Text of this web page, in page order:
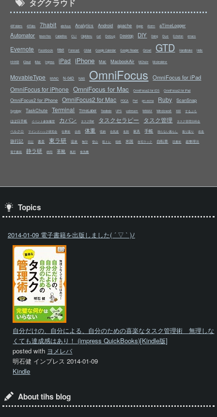
タグクラウド
43Folders 43Tabs 7habit abrAsus Analytics Android apache Apple Aterm aTimeLogger
Automator bison/flex CableBox CLI ClipMenu curl Debug Desktop DIY Doing Due Echofon emacs
Evernote Facebook fitbit Forecast GMail Google Calendar Google Reader Growl GTD Handbrake Helix
HHKB iCloud iMac Ingress iPad iPhone Mac MacbookAir MChute Moleskine
MovableType MVNO N-04D NAS OmniFocus OmniFocus for iPad
OmniFocus for iPhone OmniFocus for Mac OmniFocus2 for iOS OmniFocus2 for iPad
OmniFocus2 for iPhone OmniFocus2 for Mac PDCA Perl prc-ecma Ruby ScanSnap
Synology TaskChute Terminal TimeLabel Toodledo UPS ustream WiMAX Windows8 X60 するぷろ
ほぼ日手帳 イベント参加履歴 カバン タスクBar タスクセラピー タスク管理 タスク管理分科会
ベルクロ マインドハック研究会 仕事術 企画 体重 収納 合気道 名刺 家具 手帳 持たない暮らし 振り返り 改造
旅行記 日記 書斎 東ラ研 温泉 無印 登山 筋トレ 箱根 米国 自宅ラック 自転車 読書術 超整理法
電子書籍 静ラ研 静岡 革靴 風邪 食洗機
Topics
2014-01-09 電子書籍を出版しました( ´ ▽ ` )ﾉ
自分だけの、自分による、自分のための喜楽なタスク管理術 無理しな
くても達成感はあり！ (impress QuickBooks)[Kindle版]
posted with ヨメレバ
明石健 インプレス 2014-01-09
Kindle
About tihs blog